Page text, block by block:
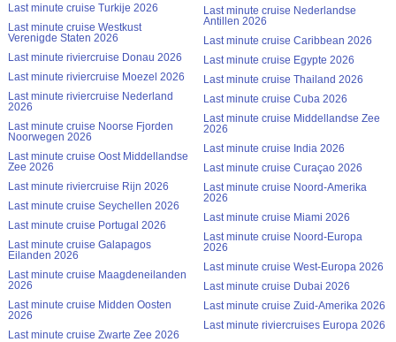
Last minute cruise Turkije 2026
Last minute cruise Westkust
Verenigde Staten 2026
Last minute riviercruise Donau 2026
Last minute riviercruise Moezel 2026
Last minute riviercruise Nederland
2026
Last minute cruise Noorse Fjorden
Noorwegen 2026
Last minute cruise Oost Middellandse
Zee 2026
Last minute riviercruise Rijn 2026
Last minute cruise Seychellen 2026
Last minute cruise Portugal 2026
Last minute cruise Galapagos
Eilanden 2026
Last minute cruise Maagdeneilanden
2026
Last minute cruise Midden Oosten
2026
Last minute cruise Zwarte Zee 2026
Last minute cruise Nederlandse
Antillen 2026
Last minute cruise Caribbean 2026
Last minute cruise Egypte 2026
Last minute cruise Thailand 2026
Last minute cruise Cuba 2026
Last minute cruise Middellandse Zee
2026
Last minute cruise India 2026
Last minute cruise Curaçao 2026
Last minute cruise Noord-Amerika
2026
Last minute cruise Miami 2026
Last minute cruise Noord-Europa
2026
Last minute cruise West-Europa 2026
Last minute cruise Dubai 2026
Last minute cruise Zuid-Amerika 2026
Last minute riviercruises Europa 2026